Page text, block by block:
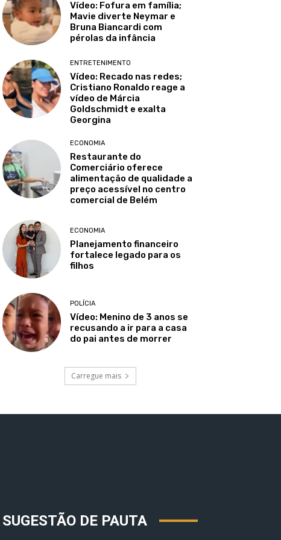
Vídeo: Fofura em família;
Mavie diverte Neymar e
Bruna Biancardi com
pérolas da infância
ENTRETENIMENTO
Vídeo: Recado nas redes;
Cristiano Ronaldo reage a
vídeo de Márcia
Goldschmidt e exalta
Georgina
ECONOMIA
Restaurante do
Comerciário oferece
alimentação de qualidade a
preço acessível no centro
comercial de Belém
ECONOMIA
Planejamento financeiro
fortalece legado para os
filhos
POLÍCIA
Vídeo: Menino de 3 anos se
recusando a ir para a casa
do pai antes de morrer
Carregue mais
SUGESTÃO DE PAUTA